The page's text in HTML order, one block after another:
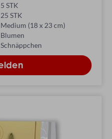
5 STK
25 STK
Medium (18 x 23 cm)
Blumen
Schnäppchen